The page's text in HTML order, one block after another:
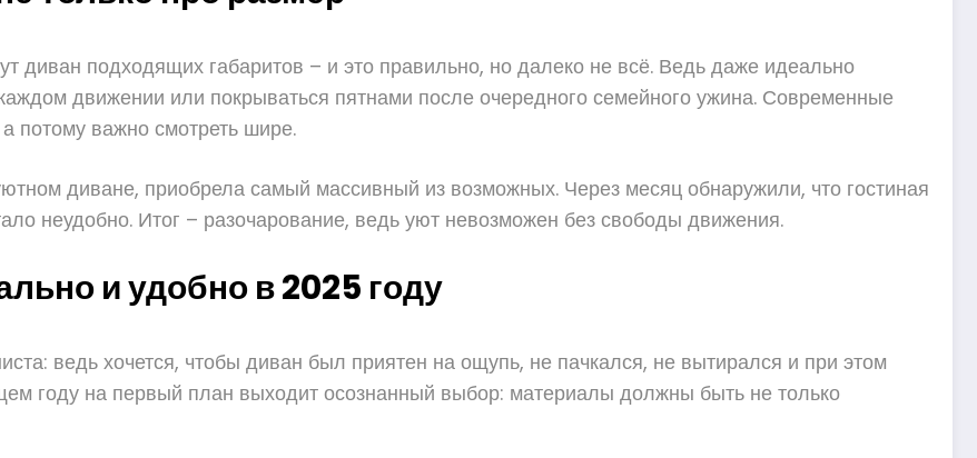
диван подходящих габаритов – и это правильно, но далеко не всё. Ведь даже идеально
движении или покрываться пятнами после очередного семейного ужина. Современные
потому важно смотреть шире.
диване, приобрела самый массивный из возможных. Через месяц обнаружили, что гостиная
неудобно. Итог – разочарование, ведь уют невозможен без свободы движения.
и удобно в 2025 году
ведь хочется, чтобы диван был приятен на ощупь, не пачкался, не вытирался и при этом
году на первый план выходит осознанный выбор: материалы должны быть не только